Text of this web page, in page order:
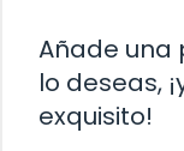
Añade una
lo deseas,
exquisito!